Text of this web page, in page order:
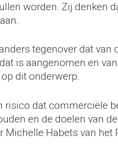
worden. Zij denken
tegenover dat van
is aangenomen en
dit onderwerp.
risico dat commerciële
en de doelen van
Michelle Habets van het